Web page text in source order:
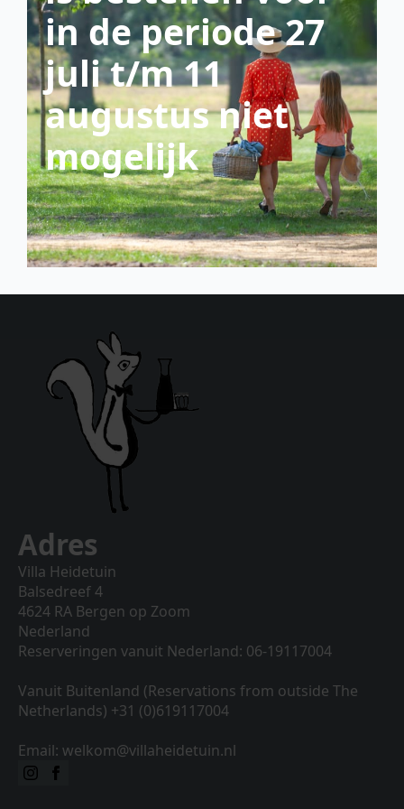
scroll down
Adres
Villa Heidetuin
Balsedreef 4
4624 RA Bergen op Zoom
Nederland
Reserveringen vanuit Nederland: 06-19117004
Vanuit Buitenland (Reservations from outside The
Netherlands) +31 (0)619117004
Email: welkom@villaheidetuin.nl
in de periode 27
juli t/m 11
augustus niet
mogelijk